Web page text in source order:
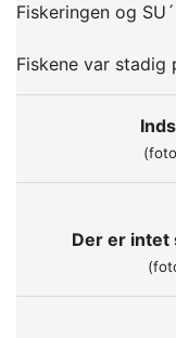
Fiskeringen og
Fiskene var stadig
Der er intet